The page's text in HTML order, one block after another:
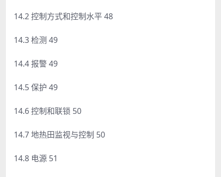
14.2 控制方式和控制水平 48
14.3 检测 49
14.4 报警 49
14.5 保护 49
14.6 控制和联锁 50
14.7 地热田监视与控制 50
14.8 电源 51